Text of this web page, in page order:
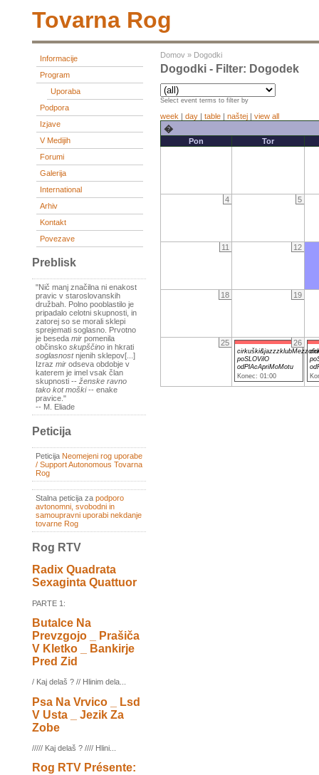
Tovarna Rog
Informacije
Program
Uporaba
Podpora
Izjave
V Medijih
Forumi
Galerija
International
Arhiv
Kontakt
Povezave
Preblisk
"Nič manj značilna ni enakost
pravic v staroslovanskih
družbah. Polno pooblastilo je
pripadalo celotni skupnosti, in
zatorej so se morali sklepi
sprejemati soglasno. Prvotno
je beseda mir pomenila
občinsko skupščino in hkrati
soglasnostnjenih sklepov[...]
Izraz mir odseva obdobje v
katerem je imel vsak član
skupnosti -- ženske ravno
tako kot moški-- enake
pravice."
-- M. Eliade
Peticija
Peticija Neomejeni rog uporabe
/ Support Autonomous Tovarna
Rog
Stalna peticija za podporo
avtonomni, svobodni in
samoupravni uporabi nekdanje
tovarne Rog
Rog RTV
Radix Quadrata
Sexaginta Quattuor
PARTE 1:
Butalce Na
Prevzgojo _ Prašiča
V Kletko _ Bankirje
Pred Zid
/ Kaj delaš ? // Hlinim dela...
Psa Na Vrvico _ Lsd
V Usta _ Jezik Za
Zobe
///// Kaj delaš ? //// Hlini...
Rog RTV Présente:
Domov » Dogodki
Dogodki - Filter: Dogodek
Select event terms to filter by
week | day | table | naštej | view all
�
Pon Tor
4 5
11 12
18 19
25 26
poSLOVilO
odPlAcApriMoMotu
Konec: 01:00